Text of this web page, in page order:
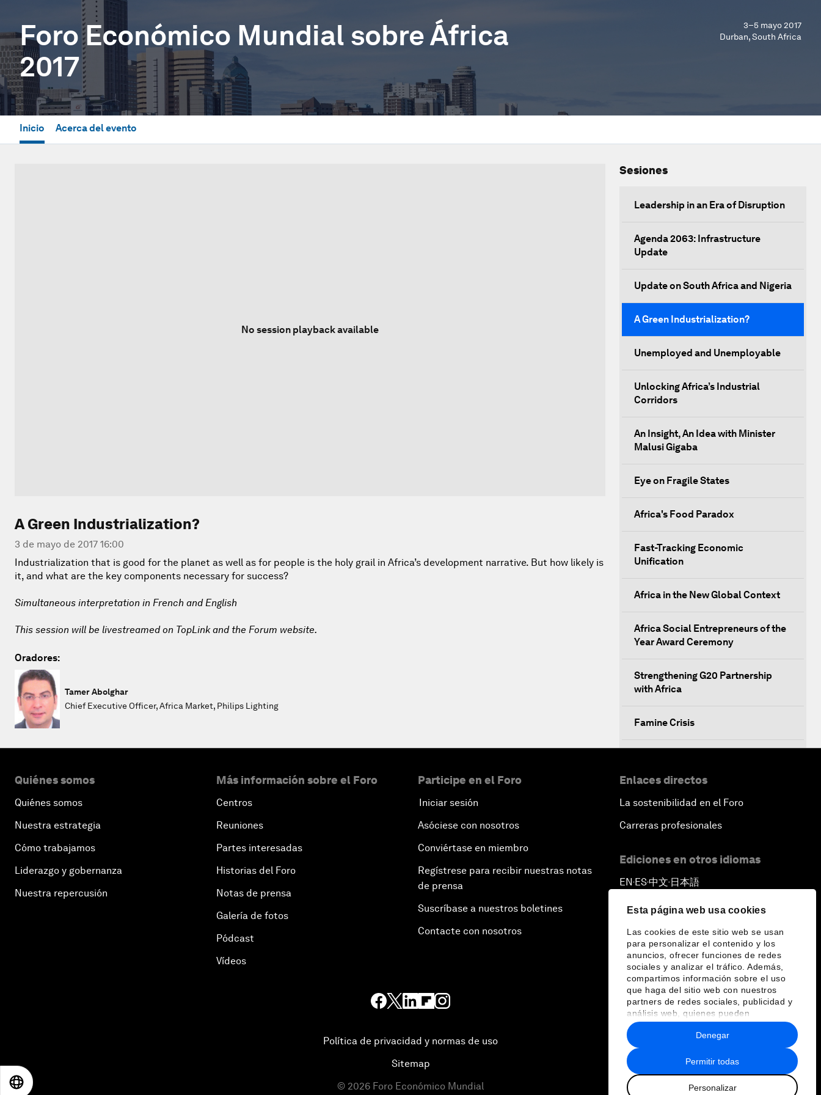
Esta página web usa cookies
Las cookies de este sitio web se usan
para personalizar el contenido y los
anuncios, ofrecer funciones de redes
sociales y analizar el tráfico. Además,
compartimos información sobre el uso
que haga del sitio web con nuestros
partners de redes sociales, publicidad y
análisis web, quienes pueden
combinarla con otra información que les
haya proporcionado o que hayan
recopilado a partir del uso que haya
hecho de sus servicios.
Permitir todas
Personalizar
Denegar
Foro Económico Mundial sobre África
2017
3–5 mayo 2017
Durban, South Africa
Inicio Acerca del evento
No session playback available
A Green Industrialization?
3 de mayo de 2017 16:00
Industrialization that is good for the planet as well as for people is the holy grail in Africa’s development narrative. But how likely is
it, and what are the key components necessary for success?
Simultaneous interpretation in French and English
This session will be livestreamed on TopLink and the Forum website.
Oradores:
Tamer Abolghar
Chief Executive Officer, Africa Market, Philips Lighting
Sesiones
Leadership in an Era of Disruption
Agenda 2063: Infrastructure
Update
Update on South Africa and Nigeria
A Green Industrialization?
Unemployed and Unemployable
Unlocking Africa’s Industrial
Corridors
An Insight, An Idea with Minister
Malusi Gigaba
Eye on Fragile States
Africa's Food Paradox
Fast-Tracking Economic
Unification
Africa in the New Global Context
Africa Social Entrepreneurs of the
Year Award Ceremony
Strengthening G20 Partnership
with Africa
Famine Crisis
Africa Economic Outlook
Forest Whitaker on Saving Lives in
African-Led Health Systems
Building Trust through Sustainable
Institutions
Empowering Africa’s Digital
Disruptors
Banking on Youth
Africa's Unicorn Effect
Quiénes somos
Quiénes somos
Nuestra estrategia
Cómo trabajamos
Liderazgo y gobernanza
Nuestra repercusión
Más información sobre el Foro
Centros
Reuniones
Partes interesadas
Historias del Foro
Notas de prensa
Galería de fotos
Pódcast
Vídeos
Participe en el Foro
Iniciar sesión
Asóciese con nosotros
Conviértase en miembro
Regístrese para recibir nuestras notas
de prensa
Suscríbase a nuestros boletines
Contacte con nosotros
Enlaces directos
La sostenibilidad en el Foro
Carreras profesionales
Ediciones en otros idiomas
EN ▪ES▪中文▪ 日本語
Política de privacidad y normas de uso
Sitemap
© 2026 Foro Económico Mundial